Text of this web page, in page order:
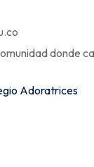
donde